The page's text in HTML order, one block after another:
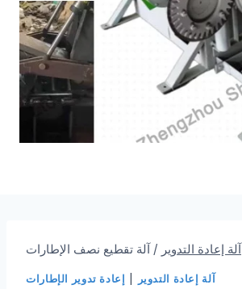
آلة إعادة التدوير / آلة تقطيع نصف الإطارات
آلة إعادة التدوير إعادة تدوير الإطارات